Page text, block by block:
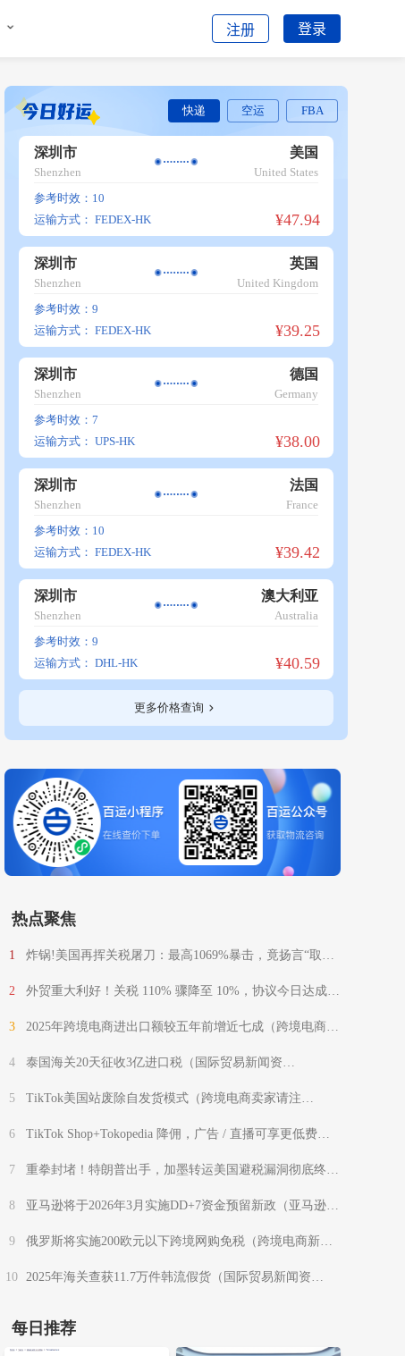
注册 登录
快递 空运 FBA
深圳市
Shenzhen
美国
United States
参考时效：10
运输方式： FEDEX-HK ¥47.94
深圳市
Shenzhen
英国
United Kingdom
参考时效：9
运输方式： FEDEX-HK ¥39.25
深圳市
Shenzhen
德国
Germany
参考时效：7
运输方式： UPS-HK ¥38.00
深圳市
Shenzhen
法国
France
参考时效：10
运输方式： FEDEX-HK ¥39.42
深圳市
Shenzhen
澳大利亚
Australia
参考时效：9
运输方式： DHL-HK ¥40.59
更多价格查询
热点聚焦
1
炸锅!美国再挥关税屠刀：最高1069%暴击，竟扬言“取代
2
外贸重大利好！关税 110% 骤降至 10%，协议今日达成
3
2025年跨境电商进出口额较五年前增近七成（跨境电商新
4
泰国海关20天征收3亿进口税（国际贸易新闻资
5
TikTok美国站废除自发货模式（跨境电商卖家请注
6
TikTok Shop+Tokopedia 降佣，广告 / 直播可享更低费率
7
重拳封堵！特朗普出手，加墨转运美国避税漏洞彻底终结
8
亚马逊将于2026年3月实施DD+7资金预留新政（亚马逊卖
9
俄罗斯将实施200欧元以下跨境网购免税（跨境电商新闻
10 2025年海关查获11.7万件韩流假货（国际贸易新闻资
每日推荐